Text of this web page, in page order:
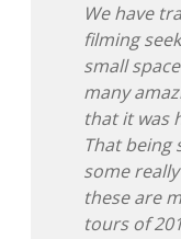
We have
filming
small
many
that it was
That being
some
these are
tours of